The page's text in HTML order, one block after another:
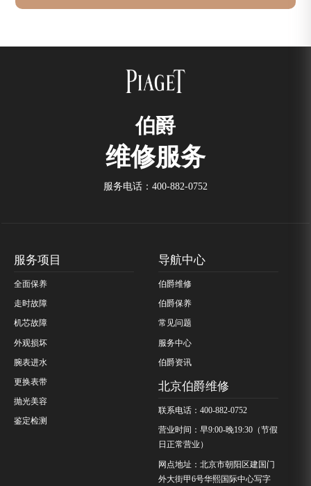
伯爵
维修服务
服务电话： 400-882-0752
服务项目
全面保养
走时故障
机芯故障
外观损坏
腕表进水
更换表带
抛光美容
鉴定检测
导航中心
伯爵维修
伯爵保养
常见问题
服务中心
伯爵资讯
北京伯爵维修
联系电话：400-882-0752
营业时间：早9:00-晚19:30（节假
日正常营业）
网点地址：北京市朝阳区建国门
外大街甲6号华熙国际中心写字